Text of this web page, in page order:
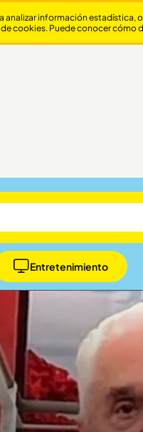
Entretenimiento
información
cookies. Puede conocer cómo